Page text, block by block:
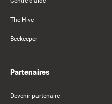
The Hive
Beekeeper
Partenaires
Devenir partenaire